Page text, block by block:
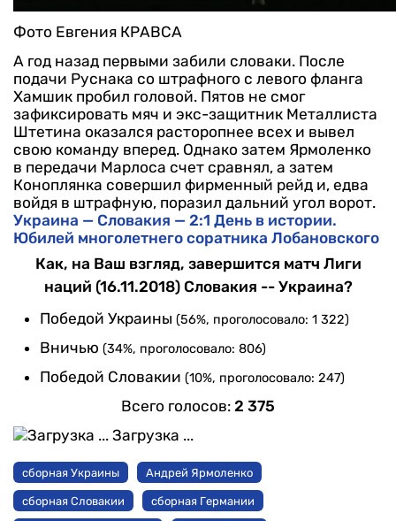
Фото Евгения КРАВСА
А год назад первыми забили словаки. После
подачи Руснака со штрафного с левого фланга
Хамшик пробил головой. Пятов не смог
зафиксировать мяч и экс-защитник Металлиста
Штетина оказался расторопнее всех и вывел
свою команду вперед. Однако затем Ярмоленко
в передачи Марлоса счет сравнял, а затем
Коноплянка совершил фирменный рейд и, едва
войдя в штрафную, поразил дальний угол ворот.
Украина — Словакия — 2:1 День в истории.
Юбилей многолетнего соратника Лобановского
Как, на Ваш взгляд, завершится матч Лиги
наций (16.11.2018) Словакия -- Украина?
Победой Украины (56%, проголосовало: 1 322)
Вничью (34%, проголосовало: 806)
Победой Словакии (10%, проголосовало: 247)
Всего голосов: 2 375
Загрузка ...
сборная Украины Андрей Ярмоленко
сборная Словакии сборная Германии